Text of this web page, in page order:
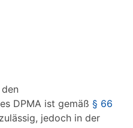
DPMA ist gemäß § 66
jedoch in der